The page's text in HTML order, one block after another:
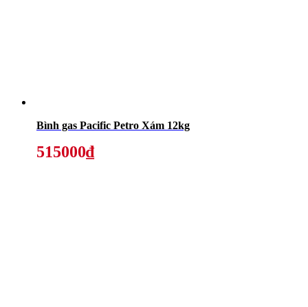
Bình gas Pacific Petro Xám 12kg
515000₫